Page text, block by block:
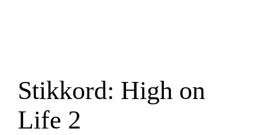
Stikkord: High on
Life 2